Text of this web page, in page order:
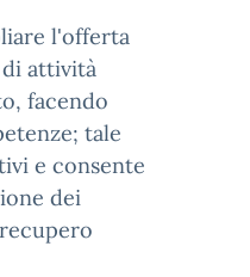
l'offerta
attività
facendo
tale
e consente
dei